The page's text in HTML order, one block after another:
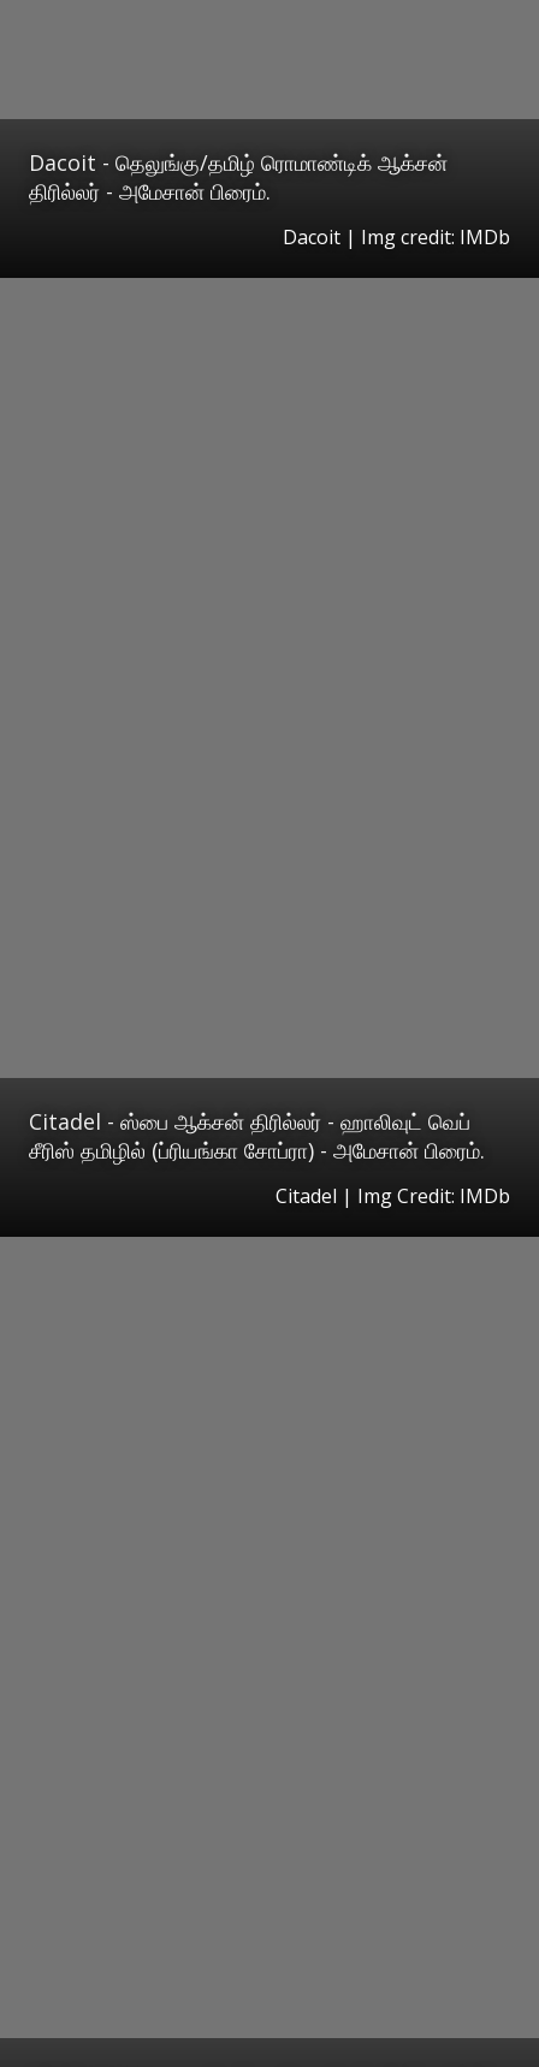
Dacoit - தெலுங்கு/தமிழ் ரொமாண்டிக் ஆக்சன்
திரில்லர் - அமேசான் பிரைம்.
Dacoit | Img credit: IMDb
Citadel - ஸ்பை ஆக்சன் திரில்லர் - ஹாலிவுட் வெப்
சீரிஸ் தமிழில் (ப்ரியங்கா சோப்ரா) - அமேசான் பிரைம்.
Citadel | Img Credit: IMDb